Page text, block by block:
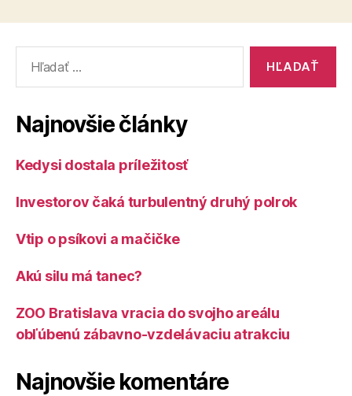
Najnovšie články
Kedysi dostala príležitosť
Investorov čaká turbulentný druhý polrok
Vtip o psíkovi a mačičke
Akú silu má tanec?
ZOO Bratislava vracia do svojho areálu
obľúbenú zábavno-vzdelávaciu atrakciu
Najnovšie komentáre